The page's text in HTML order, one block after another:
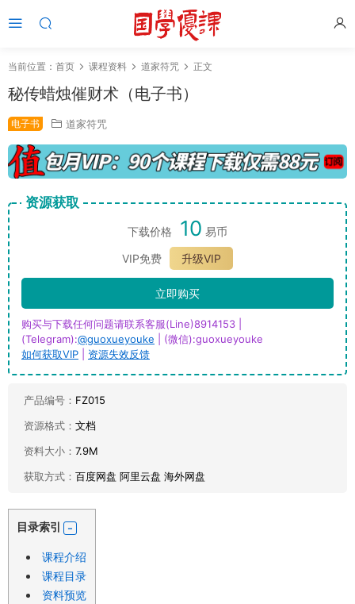
当前位置： 首页 课程资料 道家符咒 正文
秘传蜡烛催财术（电子书）
电子书 道家符咒
资源获取
下载价格 10 易币
VIP免费
升级VIP
立即购买
购买与下载任何问题请联系客服(Line)8914153 |
(Telegram):@guoxueyouke | (微信):guoxueyouke
如何获取VIP
资源失效反馈
产品编号： FZ015
资源格式： 文档
资料大小： 7.9M
获取方式： 百度网盘 阿里云盘 海外网盘
目录索引
课程介绍
课程目录
资料预览